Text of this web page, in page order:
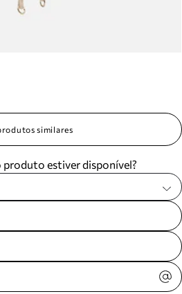
similares
produto estiver disponível?